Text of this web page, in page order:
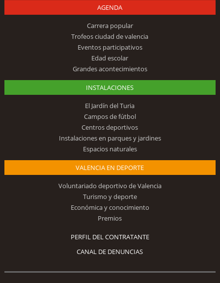
AGENDA
Carrera popular
Trofeos ciudad de valencia
Eventos participativos
Edad escolar
Grandes acontecimientos
INSTALACIONES
El Jardín del Turia
Campos de fútbol
Centros deportivos
Instalaciones en parques y jardines
Espacios naturales
VALENCIA EN DEPORTE
Voluntariado deportivo de Valencia
Turismo y deporte
Económica y conocimiento
Premios
PERFIL DEL CONTRATANTE
CANAL DE DENUNCIAS